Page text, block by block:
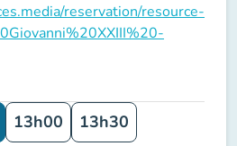
reservation/resource-
13h00 13h30